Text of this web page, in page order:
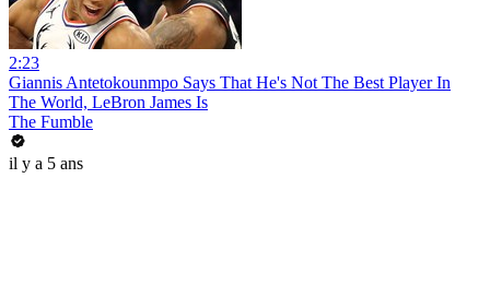
2:23
Giannis Antetokounmpo Says That He's Not The Best Player In
The World, LeBron James Is
The Fumble
il y a 5 ans